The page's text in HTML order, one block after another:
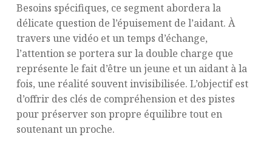
Besoins spécifiques, ce segment abordera la
délicate question de l’épuisement de l’aidant. À
travers une vidéo et un temps d’échange,
l’attention se portera sur la double charge que
représente le fait d’être un jeune et un aidant à la
fois, une réalité souvent invisibilisée. L’objectif est
d’offrir des clés de compréhension et des pistes
pour préserver son propre équilibre tout en
soutenant un proche.